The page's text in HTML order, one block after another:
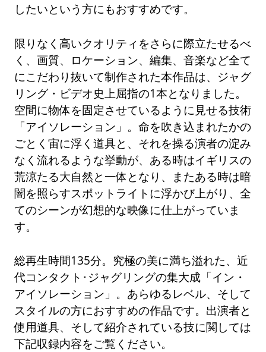
したいという方にもおすすめです。
限りなく高いクオリティをさらに際立たせるべ
く、画質、ロケーション、編集、音楽など全て
にこだわり抜いて制作された本作品は、ジャグ
リング・ビデオ史上屈指の1本となりました。
空間に物体を固定させているように見せる技術
「アイソレーション」。命を吹き込まれたかの
ごとく宙に浮く道具と、それを操る演者の淀み
なく流れるような挙動が、ある時はイギリスの
荒涼たる大自然と一体となり、またある時は暗
闇を照らすスポットライトに浮かび上がり、全
てのシーンが幻想的な映像に仕上がっていま
す。
総再生時間135分。究極の美に満ち溢れた、近
代コンタクト･ジャグリングの集大成「イン・
アイソレーション」。あらゆるレベル、そして
スタイルの方におすすめの作品です。出演者と
使用道具、そして紹介されている技に関しては
下記収録内容をご覧ください。